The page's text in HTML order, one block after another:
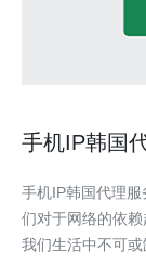
手机IP韩国
手机IP韩国代理服
们对于网络的依
我们生活中不可或